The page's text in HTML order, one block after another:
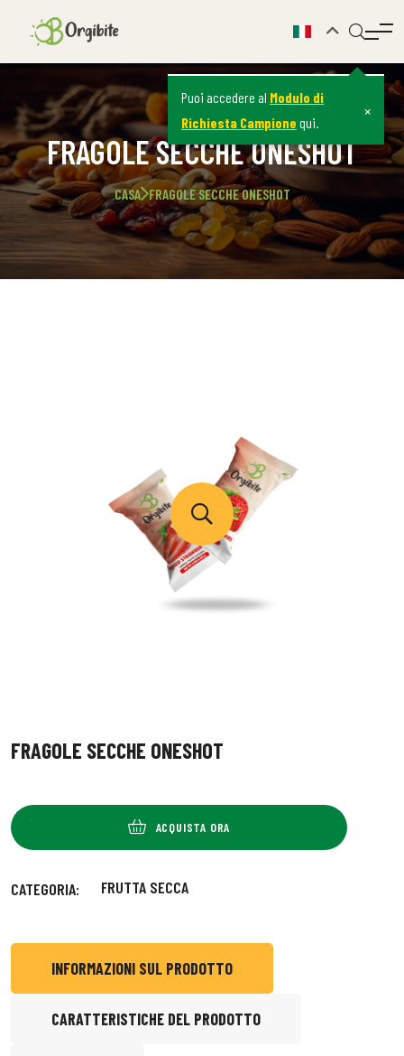
Puoi accedere al Modulo di
Richiesta Campione qui.
×
FRAGOLE SECCHE ONESHOT
CASA FRAGOLE SECCHE ONESHOT
FRAGOLE SECCHE ONESHOT
ACQUISTA ORA
CATEGORIA: FRUTTA SECCA
INFORMAZIONI SUL PRODOTTO
CARATTERISTICHE DEL PRODOTTO